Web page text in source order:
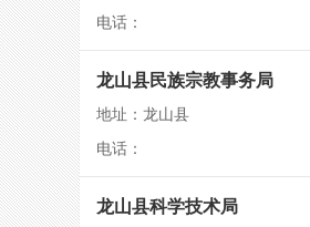
电话：
龙山县民族宗教事务局
地址：龙山县
电话：
龙山县科学技术局